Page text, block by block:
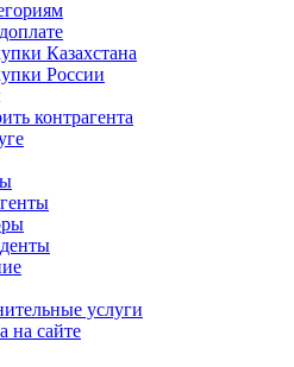
Казахстана
России
контрагента
услуги
на сайте